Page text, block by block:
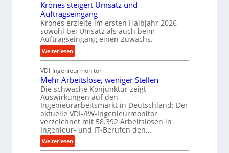
ü
c
k
p
r
o
z
e
s
s
r
i
e
b
u
n
d
H
y
d
r
a
u
l
i
ä
z
i
s
e
u
n
d
l
a
n
g
l
e
b
i
Krones steigert Umsatz und
Auftragseingang
Krones erzielte im ersten Halbjahr 2026
sowohl bei Umsatz als auch beim
Auftragseingang einen Zuwachs.
Weiterlesen:
K
r
o
n
e
s
s
t
e
i
VDI-Ingenieurmonitor
Mehr Arbeitslose, weniger Stellen
Die schwache Konjunktur zeigt
Auswirkungen auf den
Ingenieurarbeitsmarkt in Deutschland: Der
aktuelle VDI-/IW-Ingenieurmonitor
verzeichnet mit 58.392 Arbeitslosen in
Ingenieur- und IT-Berufen den…
Weiterlesen:
M